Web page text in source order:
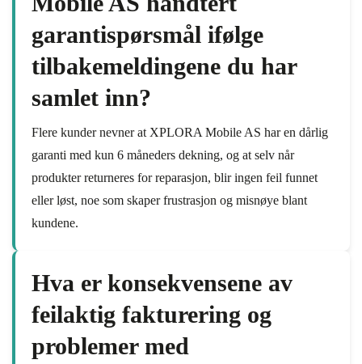
garantispørsmål ifølge
tilbakemeldingene du har
samlet inn?
Flere kunder nevner at XPLORA Mobile AS har en dårlig
garanti med kun 6 måneders dekning, og at selv når
produkter returneres for reparasjon, blir ingen feil funnet
eller løst, noe som skaper frustrasjon og misnøye blant
kundene.
Hva er konsekvensene av
feilaktig fakturering og
problemer med